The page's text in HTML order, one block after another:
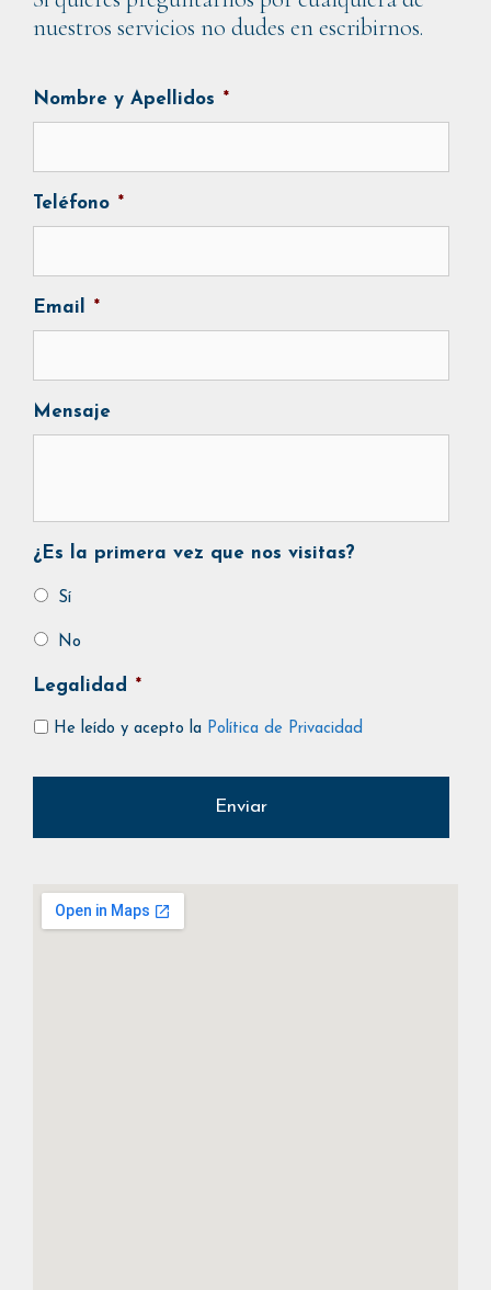
nuestros servicios no dudes en escribirnos.
Nombre y Apellidos *
Teléfono *
Email *
Mensaje
¿Es la primera vez que nos visitas?
Sí
No
Legalidad *
He leído y acepto la Política de Privacidad